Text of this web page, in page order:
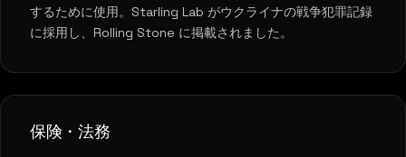
するために使用。Starling Lab がウクライナの戦争犯罪記録
に採用し、Rolling Stone に掲載されました。
保険・法務